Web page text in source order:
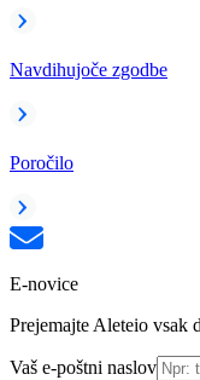
Navdihujoče zgodbe
Poročilo
E-novice
Prejemajte Aleteio vsak
Vaš e-poštni naslov